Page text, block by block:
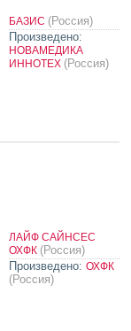
БАЗИС (Россия)
Произведено:
НОВАМЕДИКА
ИННОТЕХ (Россия)
ЛАЙФ САЙНСЕС
ОХФК (Россия)
Произведено: ОХФК
(Россия)